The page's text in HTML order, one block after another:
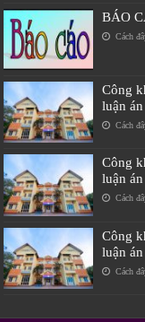
BÁO
Cách
Công
luận
Cách
Công
luận
Cách
Công
luận
Cách